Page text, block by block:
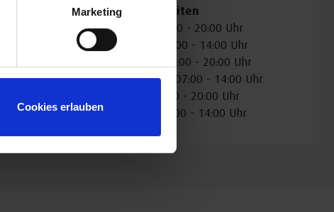
Marketing
Cookies erlauben
Öffnungszeiten
Montag: 07:00 - 20:00 Uhr
Dienstag: 07:00 - 14:00 Uhr
Mittwoch: 07:00 - 20:00 Uhr
Donnerstag: 07:00 - 14:00 Uhr
Freitag: 07:00 - 20:00 Uhr
Samstag: 07:00 - 14:00 Uhr